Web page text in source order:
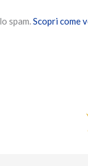
spam.Scopri come